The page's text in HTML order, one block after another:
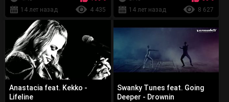
14 лет назад
4 435
14 лет назад
8 627
Anastacia feat. Kekko -
Lifeline
Swanky Tunes feat. Going
Deeper - Drownin